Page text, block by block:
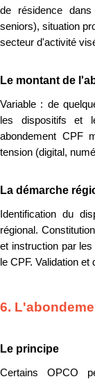
de résidence
seniors), situation
secteur d'activité
Le montant de
Variable : de
les dispositifs et
abondement CPF
tension (digital,
La démarche
Identification du
régional.
et instruction par
le CPF. Validation et
6.
Le principe
Certains OPCO